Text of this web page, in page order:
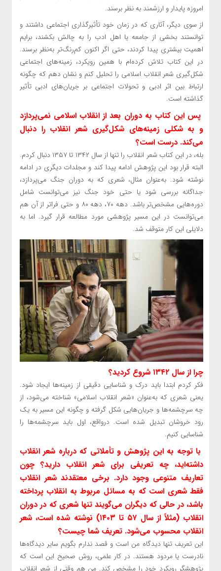
امروزه پایدار و ارزشمند به نظر برسند.
از سوی دیگر، آثاری که در زمان خود تأثیرگذاری اجتماعی داشتند و
توانستند بخشی از جامعه یا اهل ادب را به چالش بکشند، برایم
اهمیت بیشتری پیدا کردند، حتی اگر اکنون کم‌رنگ‌تر به‌نظر برسند.
در این کتاب تلاش کرده‌ام با همین رویکرد، زمینه‌های اجتماعی
شکل‌گیری شعر انقلاب اسلامی را تحلیل کنم و نشان دهم که چگونه
ارتباط بین اثر ادبی و تحولات اجتماعی بر جریان‌های ادبی تأثیر
گذاشته است.
پس این کتاب به دوران بعد از انقلاب اسلامی نمی‌پردازد
و به شکلی زمینه‌های شکل‌گیری شعر انقلاب را دنبال
می‌کند. درست است؟
بله، در این کتاب شعر انقلاب را تنها از سال ۱۳۴۲ تا ۱۳۵۷ دنبال کردم.
البته قرار بود این پژوهش ادامه پیدا کند و مجلدات دیگری در ادامه
نوشته شود. به‌عنوان مثال، شعری که به دوران جنگ می‌پردازد،
جداگانه بررسی شود یا حتی خود جنگ نیز می‌توانست شامل
دوره‌هایی مشخص‌تر باشد. دهه ۷۰، دهه ۸۰ و حتی فراتر از آن هم
می‌توانست در این مسیر پژوهشی مورد مطالعه قرار گیرد. اما به
دلایلی این کار متوقف شد.
چرا از سال ۱۳۴۲ شروع کردید؟
فکر کردم ابتدا باید درک و شناسایی دقیقی از زمینه‌ها ایجاد شود.
یعنی شعری که به‌عنوان «شعر انقلاب اسلامی» شناخته می‌شود، از
چه سرچشمه‌ها و جریان‌هایی شکل گرفته و چگونه این مسیر به یک
رود خروشان تبدیل شده است. درواقع، اول باید سرچشمه‌ها را
شناسایی کنیم.
با توجه به این پژوهش و تأملاتی که درباره شعر انقلاب
داشته‌اید، چه تعریفی برای شعر انقلاب دارید؟ چون
تعاریف متنوعی وجود دارد. برخی معتقدند شعر انقلاب
فقط شعری است که به مسائل مربوط به انقلاب پرداخته
باشد، در حالی که دیگران می‌گویند تنها شعری که در دوران
انقلاب (مثلاً از سال ۵۷ تا ۱۴۰۳) نوشته شده است، شعر
انقلاب محسوب می‌شود. تعریف شما چیست؟
این تعریف تنها دیدگاه من است و قصد ندارم بگویم سایر دیدگاه‌ها
نادرست یا مردود هستند. در کار علمی، روش صحیح این است که
پژوهشگر رویکرد خود را مشخص کند. من هم وقتی از شعر انقلاب